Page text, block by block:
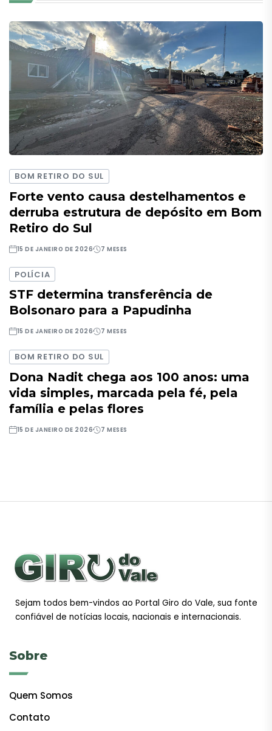
BOM RETIRO DO SUL
Forte vento causa destelhamentos e
derruba estrutura de depósito em Bom
Retiro do Sul
15 DE JANEIRO DE 2026 7 MESES
POLÍCIA
STF determina transferência de
Bolsonaro para a Papudinha
15 DE JANEIRO DE 2026 7 MESES
BOM RETIRO DO SUL
Dona Nadit chega aos 100 anos: uma
vida simples, marcada pela fé, pela
família e pelas flores
15 DE JANEIRO DE 2026 7 MESES
Sejam todos bem-vindos ao Portal Giro do Vale, sua fonte
confiável de notícias locais, nacionais e internacionais.
Sobre
Quem Somos
Contato